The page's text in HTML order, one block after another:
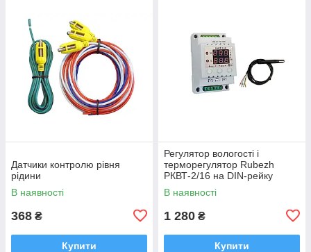
Датчики контролю рівня
рідини
В наявності
368 ₴
Купити
Регулятор вологості і
терморегулятор Rubezh
РКВТ-2/16 на DIN-рейку
двоканальний (220В, 2х16А)
В наявності
1 280 ₴
Купити